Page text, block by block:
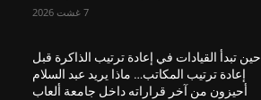
7 غشت 2026
حين تبدأ القيادات في إعادة ترتيب الذاكرة قبل
إعادة ترتيب المكاتب… ماذا يريد عبد السلام
أحيزون من آخر قراراته داخل جامعة ألعاب